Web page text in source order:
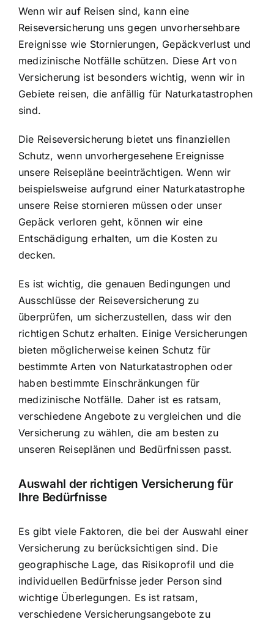
Wenn wir auf Reisen sind, kann eine
Reiseversicherung uns gegen unvorhersehbare
Ereignisse wie Stornierungen, Gepäckverlust und
medizinische Notfälle schützen. Diese Art von
Versicherung ist besonders wichtig, wenn wir in
Gebiete reisen, die anfällig für Naturkatastrophen
sind.
Die Reiseversicherung bietet uns finanziellen
Schutz, wenn unvorhergesehene Ereignisse
unsere Reisepläne beeinträchtigen. Wenn wir
beispielsweise aufgrund einer Naturkatastrophe
unsere Reise stornieren müssen oder unser
Gepäck verloren geht, können wir eine
Entschädigung erhalten, um die Kosten zu
decken.
Es ist wichtig, die genauen Bedingungen und
Ausschlüsse der Reiseversicherung zu
überprüfen, um sicherzustellen, dass wir den
richtigen Schutz erhalten. Einige Versicherungen
bieten möglicherweise keinen Schutz für
bestimmte Arten von Naturkatastrophen oder
haben bestimmte Einschränkungen für
medizinische Notfälle. Daher ist es ratsam,
verschiedene Angebote zu vergleichen und die
Versicherung zu wählen, die am besten zu
unseren Reiseplänen und Bedürfnissen passt.
Auswahl der richtigen Versicherung für
Ihre Bedürfnisse
Es gibt viele Faktoren, die bei der Auswahl einer
Versicherung zu berücksichtigen sind. Die
geographische Lage, das Risikoprofil und die
individuellen Bedürfnisse jeder Person sind
wichtige Überlegungen. Es ist ratsam,
verschiedene Versicherungsangebote zu